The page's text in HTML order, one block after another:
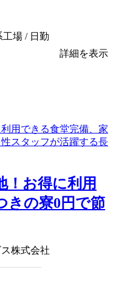
場 / 日勤
詳細を表示
！お得に利用
きの寮0円で節
株式会社